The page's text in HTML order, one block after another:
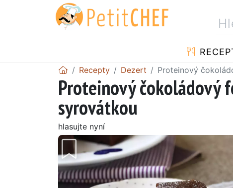
Recepty Dezert Proteinový
Proteinový čokoládový
syrovátkou
hlasujte nyní